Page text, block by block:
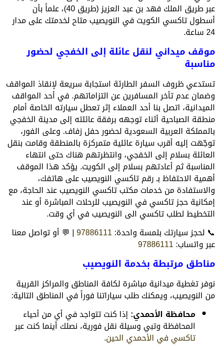
عبر طريق الملك فهد بن عبد العزيز (طريق 40)، علماً بأن
أسطول تاكسي الكويت في النويصيب متاح لخدمتك على مدار
24 ساعة.
موقف ميداني لنقل عائلة إلى الخفجي لحضور
مناسبة
تستدعي ظروف السفر الطارئة استجابة سريعة لإنقاذ المواقف
وضمان عدم تأخر المسافرين عن التزاماتهم. في أحد المواقف
الميدانية، اتصل بنا أحد العملاء إثر تعطل سيارته الخاصة أمام
منطقة الصباحية أثناء توجهه برفقة عائلته إلى مدينة الخفجي
بالمملكة العربية السعودية لحضور حفل زفاف. وعلى الفور،
توجّهت إليه أقرب سيارة عائلية متمركزة بالمنطقة وقامت بنقل
العائلة بسلام إلى الخفجي، وانتظرتهم هناك حتى انتهاء
المناسبة ثم أعادتهم بسلام إلى الكويت. يؤكد هذا الموقف
أهمية الاحتفاظ بـ رقم تاكسي النويصيب على هاتفك،
والاستفادة من خدمات مكتب تاكسي النويصيب عند الحاجة، مع
إمكانية حجز تاكسي في النويصيب للرحلات المباشرة أو عند
التخطيط لطلب تاكسي الى النويصيب في أي وقت.
📞 لحجز سيارتك بلمسة واحدة:97886111| 💬 أو تواصل معنا
عبر واتساب:97886111
مناطق مرتبطة بخدمة النويصيب
نوفر تغطية ميدانية مباشرة لكافة المناطق والمراكز القريبة
من النويصيب، ويمكنك طلب سياراتنا فوراً في المناطق التالية:
محافظة الأحمدي: إذا كنت تتواجد في أي من أحياء
المحافظة وتبي وسيلة نقل فورية، نصلك أينما كنت عبر
تاكسي في الأحمدي الحين.